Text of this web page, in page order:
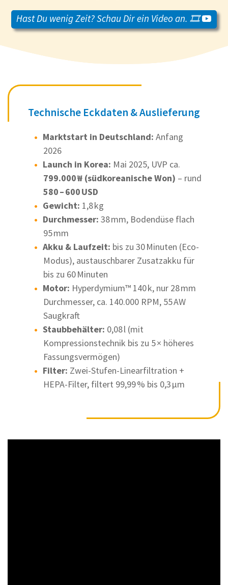
Hast Du wenig Zeit? Schau Dir ein Video an. 🎞️
Technische Eckdaten & Auslieferung
Marktstart in Deutschland: Anfang
2026
Launch in Korea: Mai 2025, UVP ca.
799.000 ₩ (südkoreanische Won) – rund
580 – 600 USD
Gewicht: 1,8 kg
Durchmesser: 38 mm, Bodendüse flach
95 mm
Akku & Laufzeit: bis zu 30 Minuten (Eco-
Modus), austauschbarer Zusatzakku für
bis zu 60 Minuten
Motor: Hyperdymium™ 140 k, nur 28 mm
Durchmesser, ca. 140.000 RPM, 55 AW
Saugkraft
Staubbehälter: 0,08 l (mit
Kompressionstechnik bis zu 5 × höheres
Fassungsvermögen)
Filter: Zwei-Stufen-Linearfilt­ration +
HEPA-Filter, filtert 99,99 % bis 0,3 µm